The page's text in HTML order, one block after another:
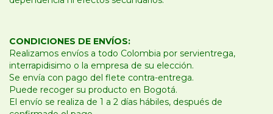
CONDICIONES DE ENVÍOS:
Realizamos envíos a todo Colombia por servientrega,
interrapidisimo o la empresa de su elección.
Se envía con pago del flete contra-entrega.
Puede recoger su producto en Bogotá.
El envío se realiza de 1 a 2 días hábiles, después de